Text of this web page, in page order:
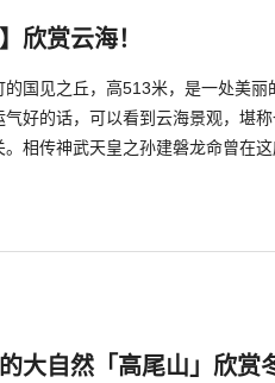
欣赏云海！
国见之丘，高513米，是一处美丽
的话，可以看到云海景观，堪称一绝。
相传神武天皇之孙建磐龙命曾在这
大自然「高尾山」欣赏